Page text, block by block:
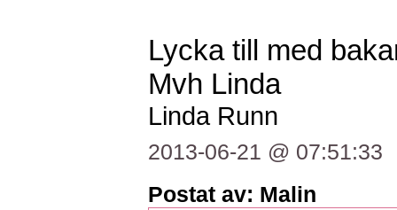
Lycka till med
Mvh Linda
Linda Runn
2013-06-21 @ 07:51:33
Postat av: Malin